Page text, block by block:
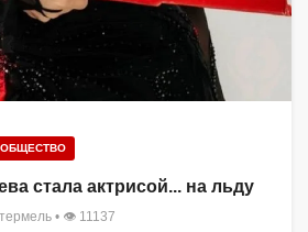
ОБЩЕСТВО
стала актрисой... на льду
• 👁 11137